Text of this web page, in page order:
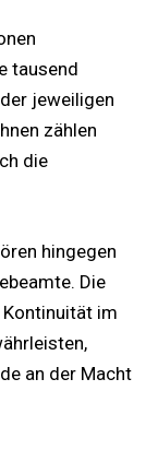
tausend
jeweiligen
zählen
die
hingegen
Die
im
an der Macht